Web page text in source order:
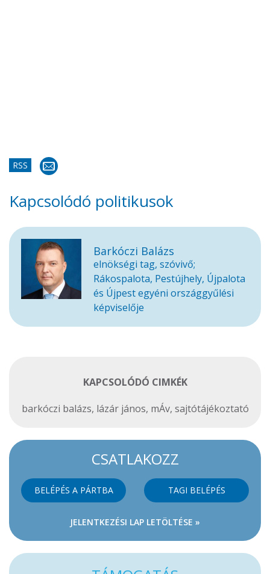
RSS
Kapcsolódó politikusok
Barkóczi Balázs
elnökségi tag, szóvivő;
Rákospalota, Pestújhely, Újpalota
és Újpest egyéni országgyűlési
képviselője
KAPCSOLÓDÓ CIMKÉK
barkóczi balázs, lázár jános, mÁv, sajtótájékoztató
CSATLAKOZZ
BELÉPÉS A PÁRTBA TAGI BELÉPÉS
JELENTKEZÉSI LAP LETÖLTÉSE »